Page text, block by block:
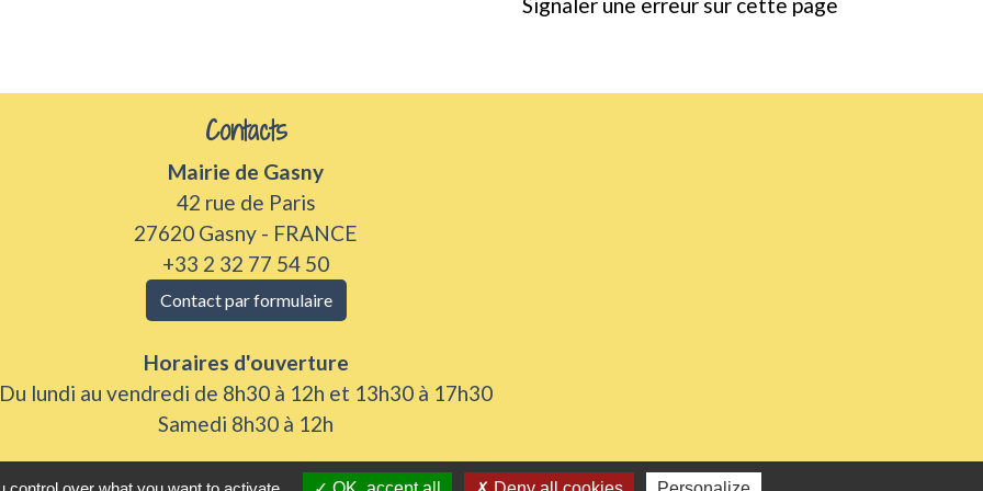
Signaler une erreur sur cette page
Contacts
Mairie de Gasny
42 rue de Paris
27620 Gasny - FRANCE
+33 2 32 77 54 50
Contact par formulaire
Horaires d'ouverture
Du lundi au vendredi de 8h30 à 12h et 13h30 à 17h30
Samedi 8h30 à 12h